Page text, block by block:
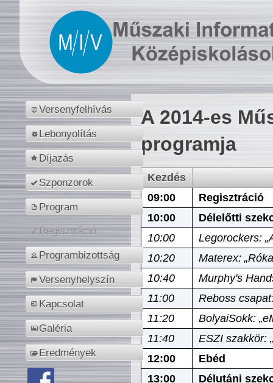
Versenyfelhívás
Lebonyolítás
Díjazás
Szponzorok
Program
Regisztráció
Programbizottság
Versenyhelyszín
Kapcsolat
Galéria
Eredmények
A 2014-es
programja
Kezdés
09:00
Regisztráció
10:00
Délelőtti
10:00
Legorockers:
10:20
Materex:
10:40
Murphy's
11:00
Reboss
11:20
BolyaiSokk:
11:40
ESZI szakkör:
12:00
Ebéd
13:00
Délutáni